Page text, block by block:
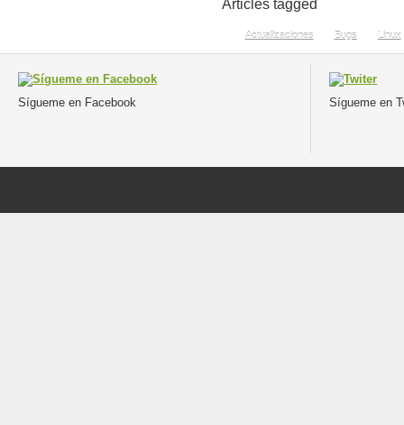
Articles tagged
Actualizaciones Bugs Linux
Sígueme en Facebook Sígueme en